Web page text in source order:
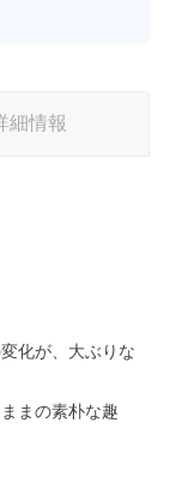
細情報
化が、大ぶりな
まの素朴な趣